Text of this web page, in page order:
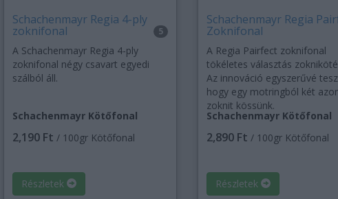
Schachenmayr Regia 4-ply
zoknifonal 5
A Schachenmayr Regia 4-ply
zoknifonal négy csavart egyedi
szálból áll.
Schachenmayr Kötőfonal
2,190 Ft / 100gr Kötőfonal
Részletek
Schachenmayr Regia
Zoknifonal
A Regia Pairfect zoknifonal
tökéletes választás
Az innováció egyszerűvé
hogy egy motringból két
zoknit kössünk.
Schachenmayr Kötőfonal
2,890 Ft / 100gr Kötőfonal
Részletek